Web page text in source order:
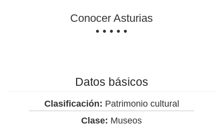
Conocer Asturias
• • • • •
Datos básicos
Clasificación: Patrimonio cultural
Clase: Museos